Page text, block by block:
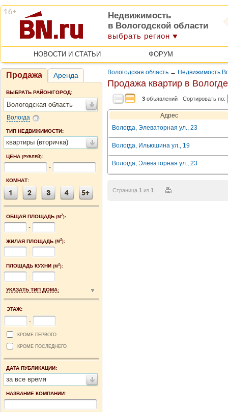
Недвижимость
в Вологодской области
выбрать регион
НОВОСТИ И СТАТЬИ ФОРУМ
Продажа Аренда
ВЫБРАТЬ РАЙОН/ГОРОД:
Вологодская область
Вологда
ТИП НЕДВИЖИМОСТИ:
квартиры (вторичка)
ЦЕНА (РУБЛЕЙ):
-
КОМНАТ:
ОБЩАЯ ПЛОЩАДЬ (М2):
-
ЖИЛАЯ ПЛОЩАДЬ (М2):
-
ПЛОЩАДЬ КУХНИ (М2):
-
УКАЗАТЬ ТИП ДОМА:
ЭТАЖ:
-
КРОМЕ ПЕРВОГО
КРОМЕ ПОСЛЕДНЕГО
ДАТА ПУБЛИКАЦИИ:
за все время
НАЗВАНИЕ КОМПАНИИ:
Вологодская область → Недвижимость
Продажа квартир в Вологде
3 объявлений Сортировать по:
Адрес
Вологда, Элеваторная ул., 23
Вологда, Ильюшина ул., 19
Вологда, Элеваторная ул., 23
Страница 1 из 1